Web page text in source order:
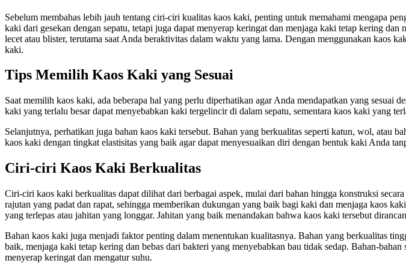
Sebelum membahas lebih jauh tentang ciri-ciri kualitas kaos kaki, penting untuk memahami mengapa
kaki dari gesekan dengan sepatu, tetapi juga dapat menyerap keringat dan menjaga kaki tetap kering
lecet atau blister, terutama saat Anda beraktivitas dalam waktu yang lama. Dengan menggunakan kaos
kaki.
Tips Memilih Kaos Kaki yang Sesuai
Saat memilih kaos kaki, ada beberapa hal yang perlu diperhatikan agar Anda mendapatkan yang
kaki yang terlalu besar dapat menyebabkan kaki tergelincir di dalam sepatu, sementara kaos kaki yang
Selanjutnya, perhatikan juga bahan kaos kaki tersebut. Bahan yang berkualitas seperti katun, wol, atau
kaos kaki dengan tingkat elastisitas yang baik agar dapat menyesuaikan diri dengan bentuk kaki Anda
Ciri-ciri Kaos Kaki Berkualitas
Ciri-ciri kaos kaki berkualitas dapat dilihat dari berbagai aspek, mulai dari bahan hingga konstruksi
rajutan yang padat dan rapat, sehingga memberikan dukungan yang baik bagi kaki dan menjaga kaos
yang terlepas atau jahitan yang longgar. Jahitan yang baik menandakan bahwa kaos kaki tersebut
Bahan kaos kaki juga menjadi faktor penting dalam menentukan kualitasnya. Bahan yang berkualitas
baik, menjaga kaki tetap kering dan bebas dari bakteri yang menyebabkan bau tidak sedap. Bahan-
menyerap keringat dan mengatur suhu.